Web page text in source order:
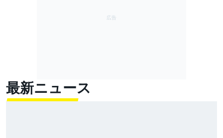
最新ニュース